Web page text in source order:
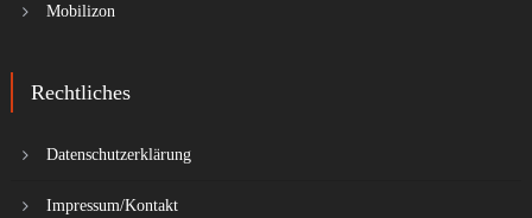
Mobilizon
Rechtliches
Datenschutzerklärung
Impressum/Kontakt